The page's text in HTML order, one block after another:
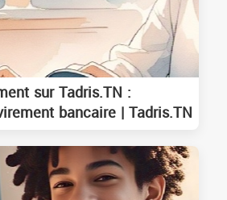
sur Tadris.TN :
bancaire | Tadris.TN